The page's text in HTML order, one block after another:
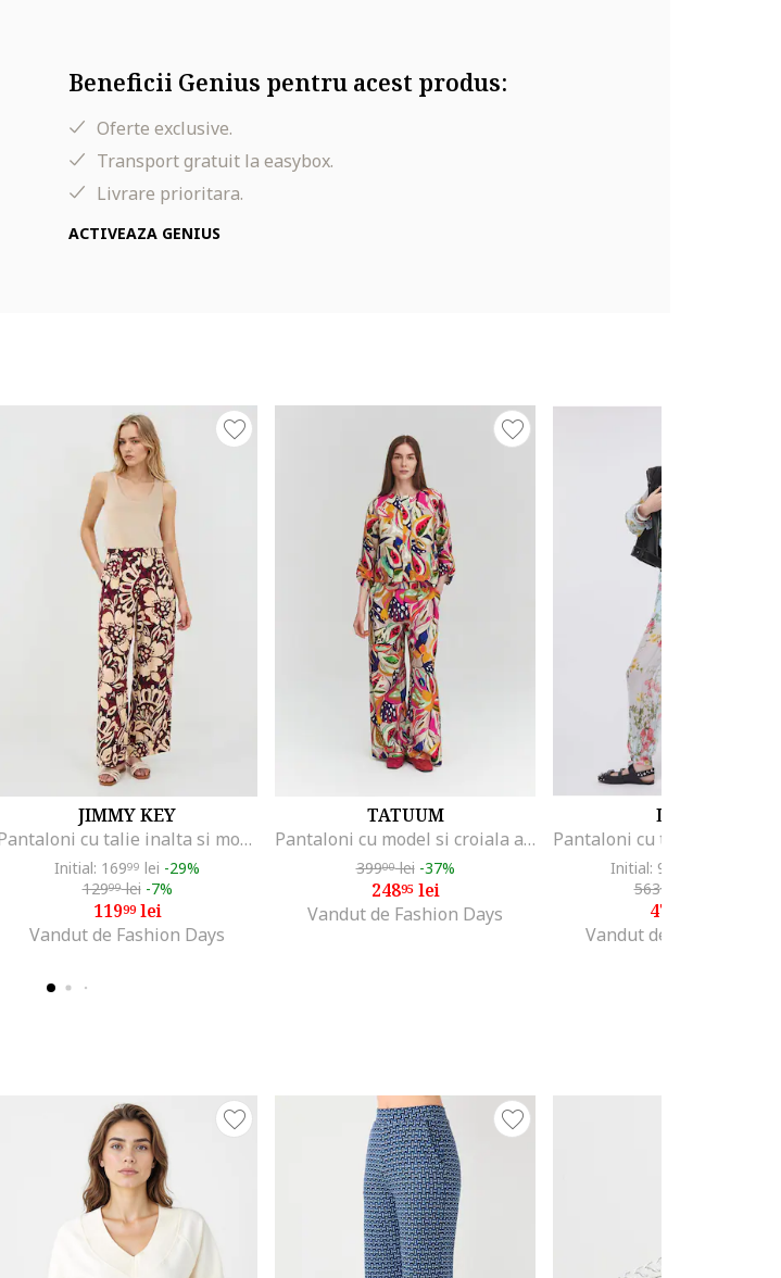
Beneficii Genius pentru acest produs:
Oferte exclusive.
Transport gratuit la easybox.
Livrare prioritara.
ACTIVEAZA GENIUS
JIMMY KEY
Pantaloni cu talie inalta si model grafic, Visiniu/Bej/Rosu inchis
Initial: 16999 lei -29%
12999lei -7%
11999lei
Vandut de Fashion Days
TATUUM
Pantaloni cu model si croiala ampla, Multicolor
39900lei -37%
24895lei
Vandut de Fashion Days
LIU JO
Initial: 939
56340
470
Vandut de Fashion Days